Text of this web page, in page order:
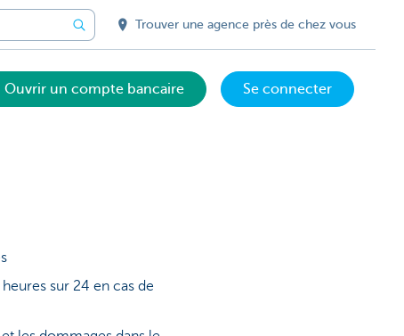
Trouver une agence près de chez vous
Ouvrir un compte bancaire Se connecter
sur 24 en cas de